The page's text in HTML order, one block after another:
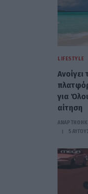
LIFESTYLE
Ανοίγει
για
αίτηση
5